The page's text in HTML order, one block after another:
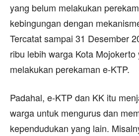
yang belum melakukan
kebingungan dengan
Tercatat sampai 31 Desember
ribu lebih warga Kota Mojokerto
melakukan perekaman e-KTP.
Padahal, e-KTP dan KK itu
warga untuk mengurus dan
kependudukan yang lain.